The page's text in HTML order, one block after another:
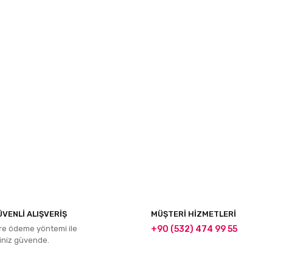
ALIŞVERİŞ
ödeme yöntemi ile
güvende.
MÜŞTERİ HİZMETLERİ
+90 (532) 474 99 55